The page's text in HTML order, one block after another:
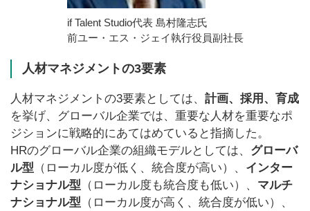
if Talent Studio代表 島村隆志氏
前ユー・エス・ジェイ執行役員副社長
人材マネジメントの3要素
人材マネジメントの3要素としては、 計画、採用、育成
を挙げ、グローバル企業では、重要な人材を重要なポ
ジションに戦略的にあてはめていると指摘した。
HRのグローバル企業の組織モデルとしては、 グローバ
ル型 （ローカル度が低く、統合度が高い）、 インター
ナショナル型 （ローカル度も統合度も低い）、 マルチ
ナショナル型 （ローカル度が高く、統合度が低い）、